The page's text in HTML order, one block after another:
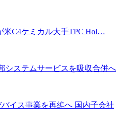
米C4ケミカル大手TPC Hol…
システムサービスを吸収合併へ
イス事業を再編へ 国内子会社